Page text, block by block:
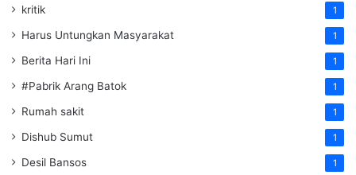
kritik 1
Harus Untungkan Masyarakat 1
Berita Hari Ini 1
#Pabrik Arang Batok 1
Rumah sakit 1
Dishub Sumut 1
Desil Bansos 1